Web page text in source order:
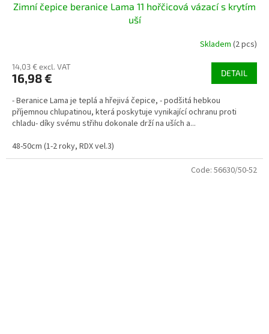
Zimní čepice beranice Lama 11 hořčicová vázací s krytím
uší
Skladem (2 pcs)
14,03 € excl. VAT
16,98 € DETAIL
- Beranice Lama je teplá a hřejivá čepice, - podšitá hebkou
příjemnou chlupatinou, která poskytuje vynikající ochranu proti
chladu- díky svému střihu dokonale drží na uších a...
48-50cm (1-2 roky, RDX vel.3)
Code: 56630/50-52